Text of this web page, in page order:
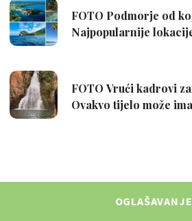
OGLAŠAVANJE